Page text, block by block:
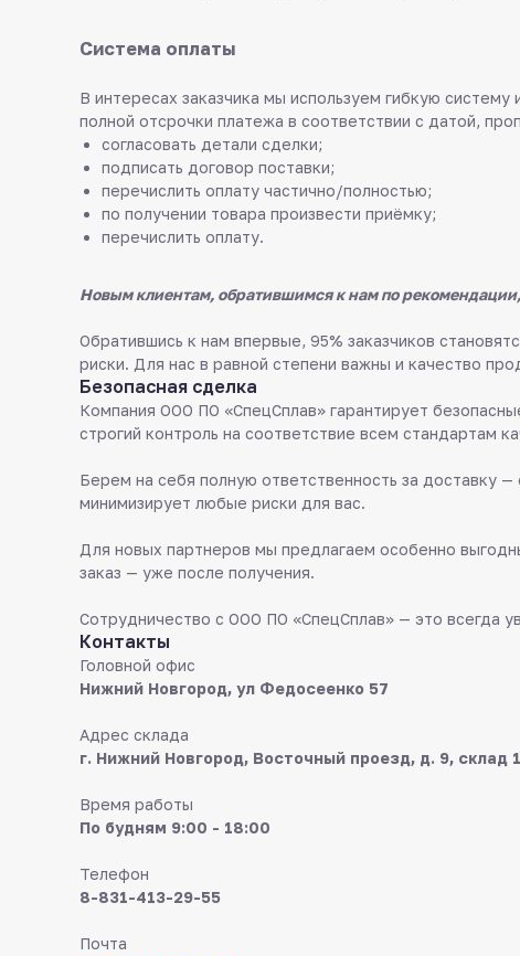
Система оплаты
В интересах заказчика мы используем гибкую
полной отсрочки платежа в соответствии с датой,
согласовать детали сделки;
подписать договор поставки;
перечислить оплату частично/полностью;
по получении товара произвести приёмку;
перечислить оплату.
Новым клиентам, обратившимся к нам по
Обратившись к нам впервые, 95% заказчиков
риски. Для нас в равной степени важны и качество
Безопасная сделка
Компания ООО ПО «СпецСплав» гарантирует
строгий контроль на соответствие всем стандартам
Берем на себя полную ответственность за доставку
минимизирует любые риски для вас.
Для новых партнеров мы предлагаем особенно
заказ — уже после получения.
Сотрудничество с ООО ПО «СпецСплав» — это всегда
Контакты
Головной офис
Нижний Новгород, ул Федосеенко 57
Адрес склада
г. Нижний Новгород, Восточный проезд, д. 9, склад
Время работы
По будням 9:00 - 18:00
Телефон
8-831-413-29-55
Почта